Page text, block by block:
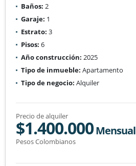
Baños: 2
Garaje: 1
Estrato: 3
Pisos: 6
Año construcción: 2025
Tipo de inmueble: Apartamento
Tipo de negocio: Alquiler
Precio de alquiler
$1.400.000Mensual
Pesos Colombianos